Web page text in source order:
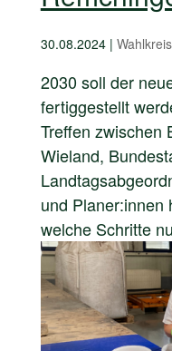
30.08.2024|
2030 soll der
fertiggestellt
Treffen zwischen
Wieland,
und Planer:innen
welche Schritte